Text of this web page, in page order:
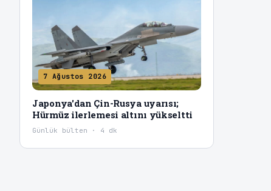
7 Ağustos 2026
Japonya'dan Çin-Rusya uyarısı;
Hürmüz ilerlemesi altını yükseltti
Günlük bülten · 4 dk